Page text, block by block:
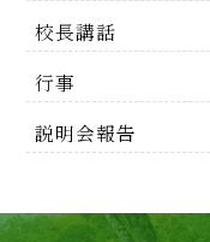
校長講話
行事
説明会報告